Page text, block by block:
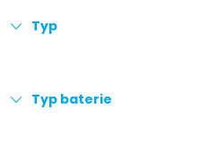
Typ
Typ baterie